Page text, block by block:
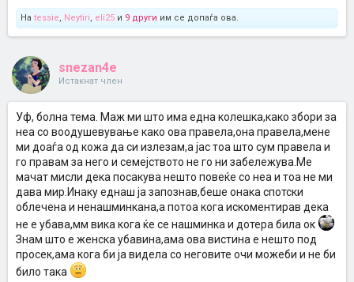
На tessie, Neytiri, eli25 и 9 други им се допаѓа ова.
snezan4e
Истакнат член
Уф, болна тема. Маж ми што има една колешка,како збори за
неа со воодушевување како ова правела,она правела,мене
ми доаѓа од кожа да си излезам,а јас тоа што сум правела и
го правам за него и семејството не го ни забележува.Ме
мачат мисли дека посакува нешто повеќе со неа и тоа не ми
дава мир.Инаку еднаш ја запознав,беше онака спотски
облечена и ненашминкана,а потоа кога искоментирав дека
не е убава,мм вика кога ќе се нашминка и дотера била ок
Знам што е женска убавина,ама ова вистина е нешто под
просек,ама кога би ја видела со неговите очи можеби и не би
било така